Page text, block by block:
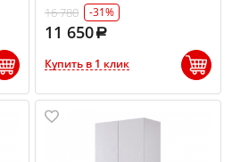
16 780
-31%
11 650
Купить в 1 клик